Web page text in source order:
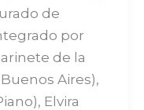
de
por
de la
Aires),
Elvira